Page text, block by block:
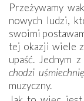
Przeżywamy
nowych ludzi,
swoimi
tej okazji wiele
upaść. Jednym
chodzi
muzyczny.